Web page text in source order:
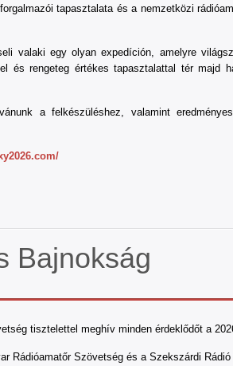
tapasztalata és a nemzetközi
valaki egy olyan expedíción, amelyre
és rengeteg értékes tapasztalattal tér majd
a felkészüléshez, valamint
Bajnokság
tisztelettel meghív minden érdeklődőt a
Rádióamatőr Szövetség és a Szekszárdi Rádió